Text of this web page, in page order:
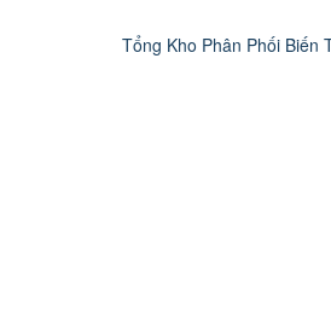
Tổng Kho Phân Phối Biến